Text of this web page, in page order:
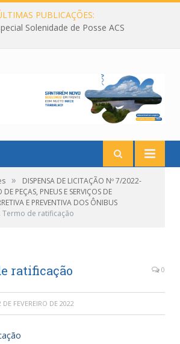
PUBLICAÇÕES:
Solenidade de Posse ACS
»
DISPENSA DE LICITAÇÃO Nº 7/2022-
PEÇAS, PNEUS E SERVIÇOS DE
E PREVENTIVA DOS ÔNIBUS
Termo de ratificação
ratificação 0
DE FEVEREIRO DE 2022